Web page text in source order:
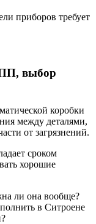
приборов требует
выбор
коробки
между деталями,
от загрязнений.
сроком
хорошие
ли она вообще?
в Ситроене